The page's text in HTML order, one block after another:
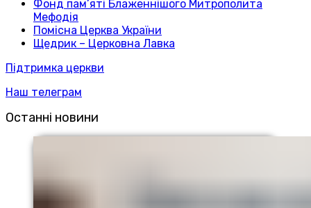
Фонд пам’яті Блаженнішого Митрополита
Мефодія
Помісна Церква України
Щедрик – Церковна Лавка
Підтримка церкви
Наш телеграм
Останні новини